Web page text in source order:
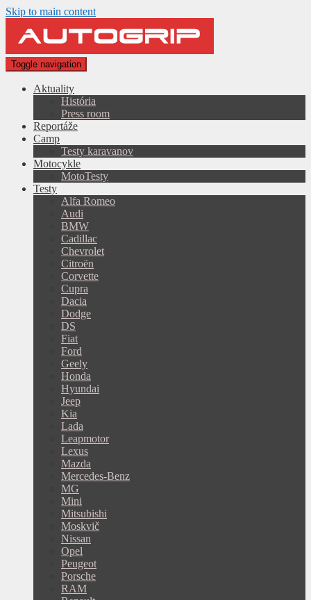
Skip to main content
Toggle navigation
Aktuality
História
Press room
Reportáže
Camp
Testy karavanov
Motocykle
MotoTesty
Testy
Alfa Romeo
Audi
BMW
Cadillac
Chevrolet
Citroën
Corvette
Cupra
Dacia
Dodge
DS
Fiat
Ford
Geely
Honda
Hyundai
Jeep
Kia
Lada
Leapmotor
Lexus
Mazda
Mercedes-Benz
MG
Mini
Mitsubishi
Moskvič
Nissan
Opel
Peugeot
Porsche
RAM